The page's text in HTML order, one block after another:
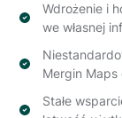
Wdrożenie i
we własnej
Mergin Maps
Stałe